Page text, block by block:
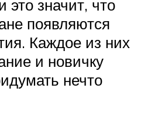
значит, что
появляются
Каждое из них
и новичку
нечто